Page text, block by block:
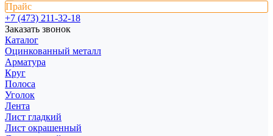
Прайс
+7 (473) 211-32-18
Заказать звонок
Каталог
Оцинкованный металл
Арматура
Круг
Полоса
Уголок
Лента
Лист гладкий
Лист окрашенный